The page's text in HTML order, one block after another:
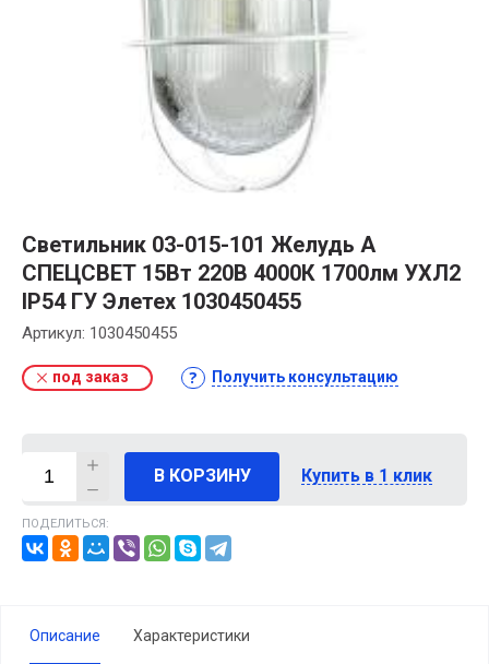
Светильник 03-015-101 Желудь А
СПЕЦСВЕТ 15Вт 220В 4000К 1700лм УХЛ2
IP54 ГУ Элетех 1030450455
Артикул: 1030450455
под заказ Получить консультацию
В КОРЗИНУ Купить в 1 клик
ПОДЕЛИТЬСЯ:
Описание Характеристики